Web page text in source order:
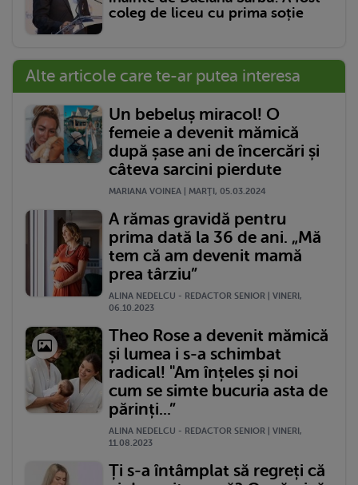
coleg de liceu cu prima soție
Alte articole care te-ar putea interesa
Un bebeluș miracol! O
femeie a devenit mămică
după șase ani de încercări și
câteva sarcini pierdute
MARIANA VOINEA | MARŢI, 05.03.2024
A rămas gravidă pentru
prima dată la 36 de ani. „Mă
tem că am devenit mamă
prea târziu”
ALINA NEDELCU - REDACTOR SENIOR | VINERI,
06.10.2023
Theo Rose a devenit mămică
și lumea i s-a schimbat
radical! "Am înțeles și noi
cum se simte bucuria asta de
părinți...”
ALINA NEDELCU - REDACTOR SENIOR | VINERI,
11.08.2023
Ți s-a întâmplat să regreți că